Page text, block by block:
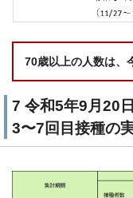
70歳以上の人数は、
7 令和5年9月20
3〜7回目接種の